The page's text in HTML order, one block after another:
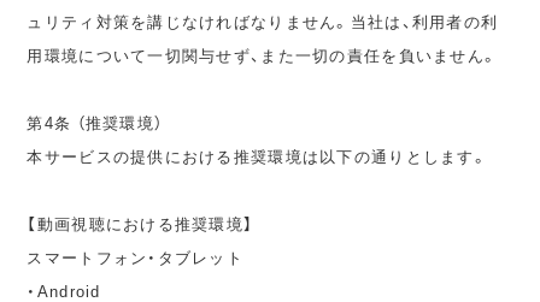
ュリティ対策を講じなければなりません。当社は、利用者の利
用環境について一切関与せず、また一切の責任を負いません。
第4条 （推奨環境）
本サービスの提供における推奨環境は以下の通りとします。
【動画視聴における推奨環境】
スマートフォン・タブレット
・Android